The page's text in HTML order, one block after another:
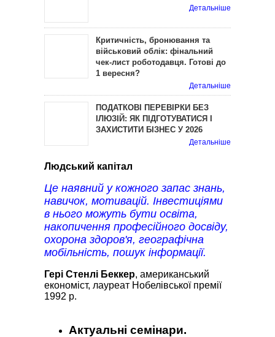
Детальніше
Критичність, бронювання та
військовий облік: фінальний
чек-лист роботодавця. Готові до
1 вересня?
Детальніше
ПОДАТКОВІ ПЕРЕВІРКИ БЕЗ
ІЛЮЗІЙ: ЯК ПІДГОТУВАТИСЯ І
ЗАХИСТИТИ БІЗНЕС У 2026
Детальніше
Людський капітал
Це наявний у кожного запас знань,
навичок, мотивацій. Інвестиціями
в нього можуть бути освіта,
накопичення професійного досвіду,
охорона здоров'я, географічна
мобільність, пошук інформації.
Гері Стенлі Беккер, американський
економіст, лауреат Нобелівської премії
1992 р.
Актуальні семінари.